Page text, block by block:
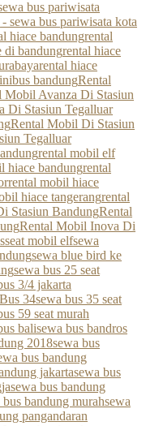
bus pariwisata
sewa bus pariwisata kota
hiace bandungrental
di bandungrental hiace
rental hiace
bandungRental
Mobil Avanza Di Stasiun
Di Stasiun Tegalluar
Rental Mobil Di Stasiun
Tegalluar
rental mobil elf
hiace bandungrental
rental mobil hiace
hiace tangerangrental
Stasiun BandungRental
Rental Mobil Inova Di
seat mobil elfsewa
sewa blue bird ke
sewa bus 25 seat
3/4 jakarta
34sewa bus 35 seat
59 seat murah
balisewa bus bandros
2018sewa bus
bus bandung
jakartasewa bus
sewa bus bandung
bus bandung murahsewa
pangandaran